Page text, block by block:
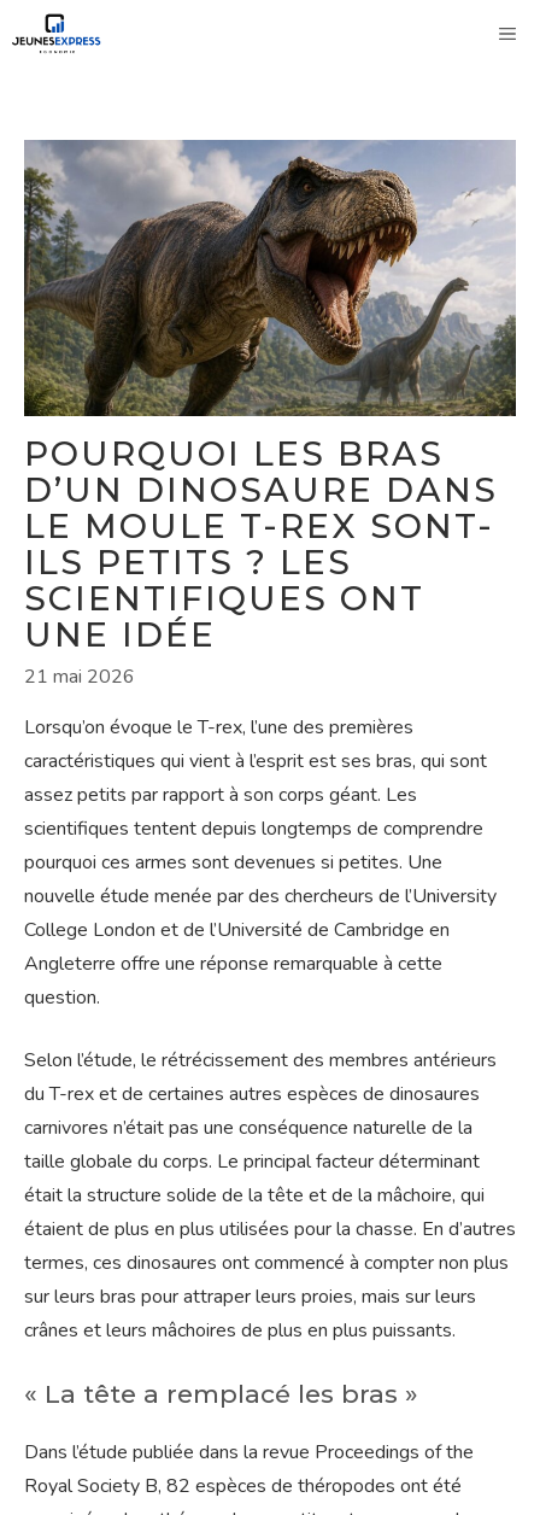
au
POURQUOI LES BRAS
D’UN DINOSAURE DANS
LE MOULE T-REX SONT-
ILS PETITS ? LES
SCIENTIFIQUES ONT
UNE IDÉE
21 mai 2026
Lorsqu’on évoque le T-rex, l’une des premières
caractéristiques qui vient à l’esprit est ses bras, qui sont
assez petits par rapport à son corps géant. Les
scientifiques tentent depuis longtemps de comprendre
pourquoi ces armes sont devenues si petites. Une
nouvelle étude menée par des chercheurs de l’University
College London et de l’Université de Cambridge en
Angleterre offre une réponse remarquable à cette
question.
Selon l’étude, le rétrécissement des membres antérieurs
du T-rex et de certaines autres espèces de dinosaures
carnivores n’était pas une conséquence naturelle de la
taille globale du corps. Le principal facteur déterminant
était la structure solide de la tête et de la mâchoire, qui
étaient de plus en plus utilisées pour la chasse. En d’autres
termes, ces dinosaures ont commencé à compter non plus
sur leurs bras pour attraper leurs proies, mais sur leurs
crânes et leurs mâchoires de plus en plus puissants.
« La tête a remplacé les bras »
Dans l’étude publiée dans la revue Proceedings of the
Royal Society B, 82 espèces de théropodes ont été